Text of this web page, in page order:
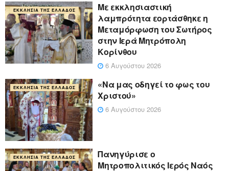
ΕΚΚΛΗΣΊΑ ΤΗΣ ΕΛΛΆΔΟΣ
Με εκκλησιαστική
λαμπρότητα εορτάσθηκε η
Μεταμόρφωση του Σωτήρος
στην Ιερά Μητρόπολη
Κορίνθου
6 Αυγούστου 2026
ΕΚΚΛΗΣΊΑ ΤΗΣ ΕΛΛΆΔΟΣ
«Να μας οδηγεί το φως του
Χριστού»
6 Αυγούστου 2026
ΕΚΚΛΗΣΊΑ ΤΗΣ ΕΛΛΆΔΟΣ
Πανηγύρισε ο
Μητροπολιτικός Ιερός Ναός